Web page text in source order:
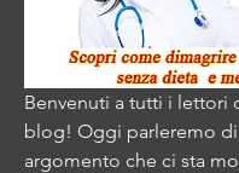
Benvenuti a tutti i lettori
blog! Oggi parleremo
argomento che ci sta